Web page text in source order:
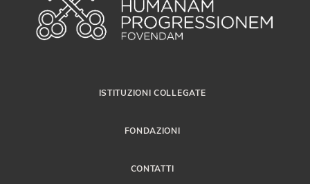
ISTITUZIONI COLLEGATE
FONDAZIONI
CONTATTI